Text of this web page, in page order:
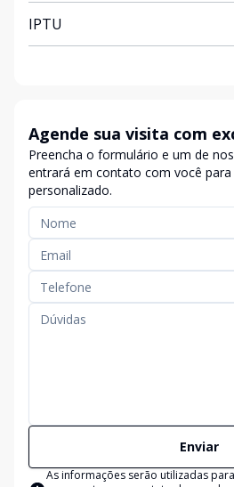
IPTU
Agende sua visita com
Preencha o formulário e um de
entrará em contato com você
personalizado.
Enviar
As informações serão utilizadas